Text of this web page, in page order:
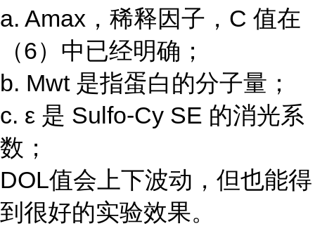
a. Amax，稀释因子，C 值在
（6）中已经明确；
b. Mwt 是指蛋白的分子量；
c. ε 是 Sulfo-Cy SE 的消光系
数；
DOL值会上下波动，但也能得
到很好的实验效果。